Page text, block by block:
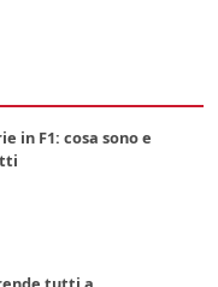
in F1: cosa sono e